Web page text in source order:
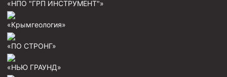
Скребки корончатые СК и тросовые СТ
Центраторы колонные
Герметизаторы устьевые
«НПО "ГРП ИНСТРУМЕНТ"»
«Крымгеология»
«ПО СТРОНГ»
«НЬЮ ГРАУНД»